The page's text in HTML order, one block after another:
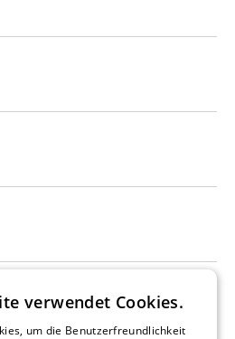
verwendet Cookies.
um die Benutzerfreundlichkeit